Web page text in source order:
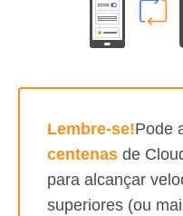
Lembre-se!Pode
centenas de
para alcançar
superiores (ou